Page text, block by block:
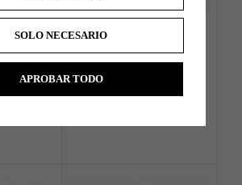
Zero
SOLO NECESARIO
APROBAR TODO